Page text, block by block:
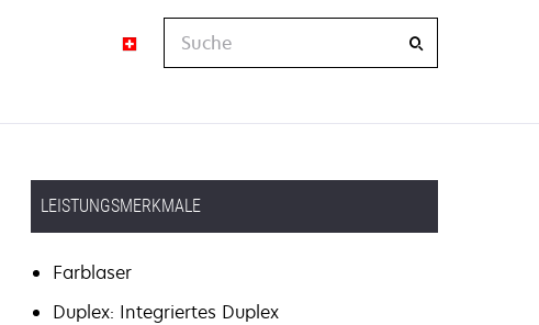
Suche
LEISTUNGSMERKMALE
Farblaser
Duplex: Integriertes Duplex